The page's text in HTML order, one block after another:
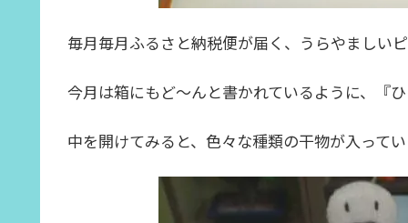
毎月毎月ふるさと納税便が届く、うらやましい
今月は箱にもど～んと書かれているように、『
中を開けてみると、色々な種類の干物が入って